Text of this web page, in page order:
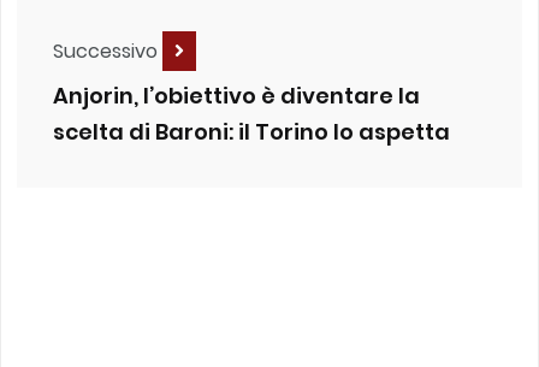
Successivo
Anjorin, l’obiettivo è diventare la
scelta di Baroni: il Torino lo aspetta